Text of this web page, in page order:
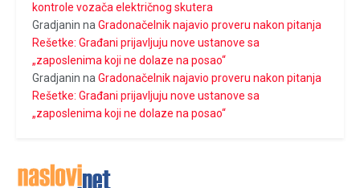
kontrole vozača električnog skutera
Gradjanin naGradonačelnik najavio proveru nakon pitanja
Rešetke: Građani prijavljuju nove ustanove sa
„zaposlenima koji ne dolaze na posao“
Gradjanin naGradonačelnik najavio proveru nakon pitanja
Rešetke: Građani prijavljuju nove ustanove sa
„zaposlenima koji ne dolaze na posao“